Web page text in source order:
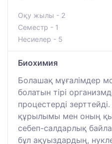
Оқу жылы - 2
Семестр - 1
Несиелер - 5
Биохимия
Болашақ мұғалімдер
болатын тірі
процестерді
құрылымы мен оның
себеп-салдарлық
бұл ақуыздардың,